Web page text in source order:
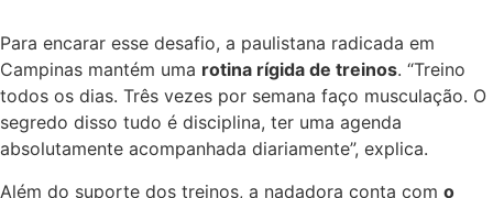
Para encarar esse desafio, a paulistana radicada em
Campinas mantém uma rotina rígida de treinos. “Treino
todos os dias. Três vezes por semana faço musculação. O
segredo disso tudo é disciplina, ter uma agenda
absolutamente acompanhada diariamente”, explica.
Além do suporte dos treinos, a nadadora conta com o